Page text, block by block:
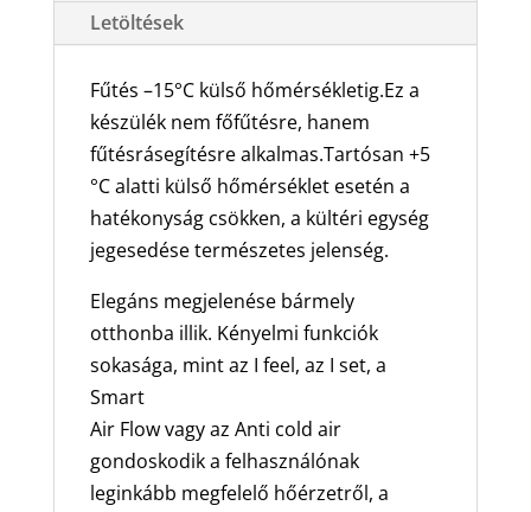
csomag
5,1
mennyiség
Letöltések
Fűtés –15°C külső hőmérsékletig.Ez a
készülék nem főfűtésre, hanem
fűtésrásegítésre alkalmas.Tartósan +5
°C alatti külső hőmérséklet esetén a
hatékonyság csökken, a kültéri egység
jegesedése természetes jelenség.
Elegáns megjelenése bármely
otthonba illik. Kényelmi funkciók
sokasága, mint az I feel, az I set, a
Smart
Air Flow vagy az Anti cold air
gondoskodik a felhasználónak
leginkább megfelelő hőérzetről, a